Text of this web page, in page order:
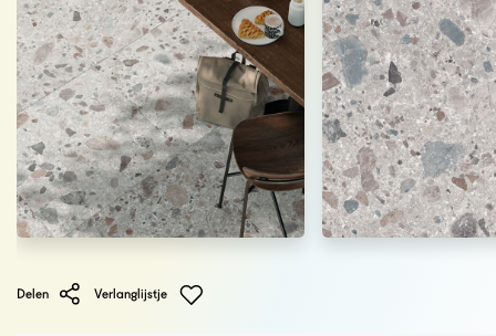
Delen Verlanglijstje